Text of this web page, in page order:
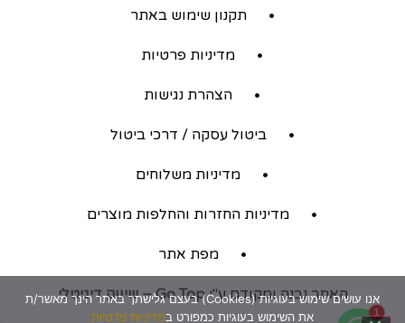
תקנון שימוש באתר
מדיניות פרטיות
הצהרת נגישות
ביטול עסקה / דרכי ביטול
מדיניות משלוחים
מדיניות החזרות והחלפות מוצרים
מפת אתר
האתר נבנה ומקודם ע"יGo Top – שיווק דיגיטלי
אנו עושים שימוש בעוגיות (Cookies) בעצם גלישתך באתר הינך מאשר/ת
את השימוש בעוגיות כמפורט במדיניות פרטיות 1